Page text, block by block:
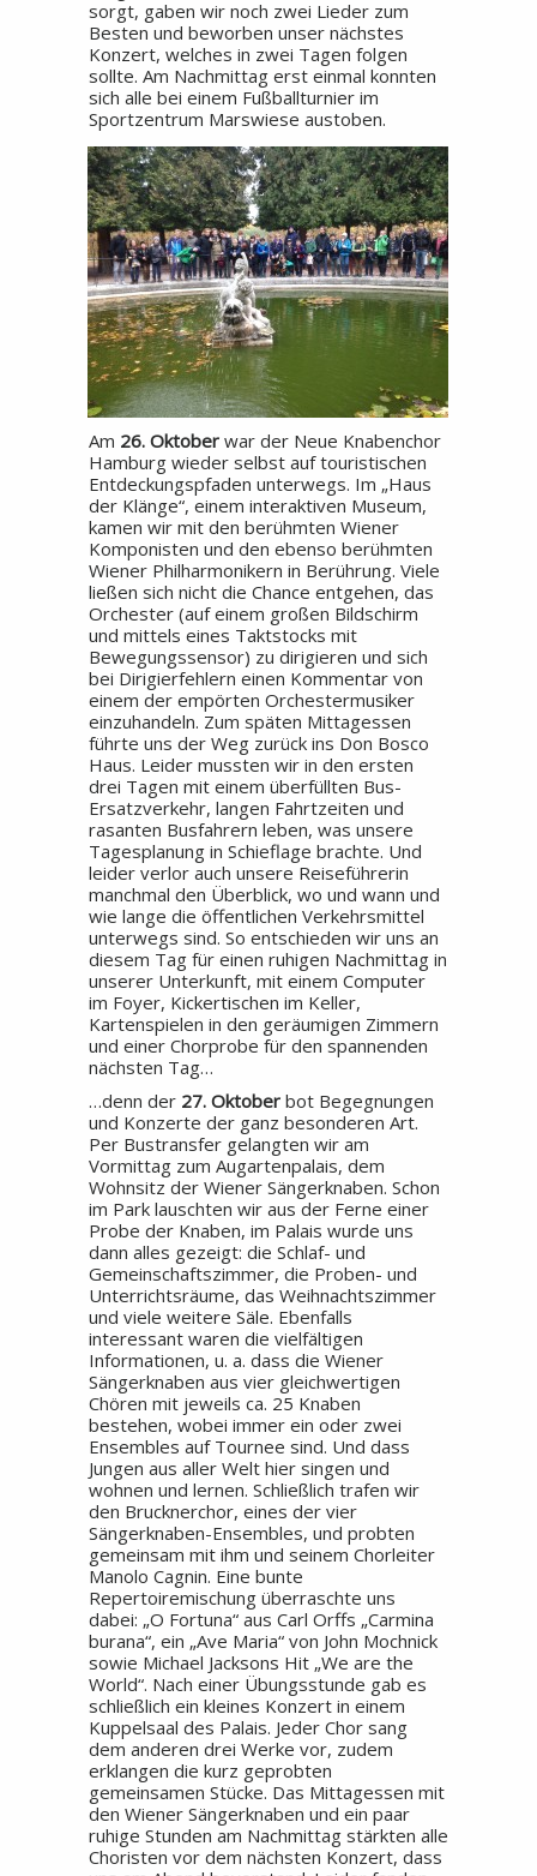
sorgt, gaben wir noch zwei Lieder zum
Besten und beworben unser nächstes
Konzert, welches in zwei Tagen folgen
sollte. Am Nachmittag erst einmal konnten
sich alle bei einem Fußballturnier im
Sportzentrum Marswiese austoben.
Am 26. Oktober war der Neue Knabenchor
Hamburg wieder selbst auf touristischen
Entdeckungspfaden unterwegs. Im „Haus
der Klänge“, einem interaktiven Museum,
kamen wir mit den berühmten Wiener
Komponisten und den ebenso berühmten
Wiener Philharmonikern in Berührung. Viele
ließen sich nicht die Chance entgehen, das
Orchester (auf einem großen Bildschirm
und mittels eines Taktstocks mit
Bewegungssensor) zu dirigieren und sich
bei Dirigierfehlern einen Kommentar von
einem der empörten Orchestermusiker
einzuhandeln. Zum späten Mittagessen
führte uns der Weg zurück ins Don Bosco
Haus. Leider mussten wir in den ersten
drei Tagen mit einem überfüllten Bus-
Ersatzverkehr, langen Fahrtzeiten und
rasanten Busfahrern leben, was unsere
Tagesplanung in Schieflage brachte. Und
leider verlor auch unsere Reiseführerin
manchmal den Überblick, wo und wann und
wie lange die öffentlichen Verkehrsmittel
unterwegs sind. So entschieden wir uns an
diesem Tag für einen ruhigen Nachmittag in
unserer Unterkunft, mit einem Computer
im Foyer, Kickertischen im Keller,
Kartenspielen in den geräumigen Zimmern
und einer Chorprobe für den spannenden
nächsten Tag…
…denn der 27. Oktober bot Begegnungen
und Konzerte der ganz besonderen Art.
Per Bustransfer gelangten wir am
Vormittag zum Augartenpalais, dem
Wohnsitz der Wiener Sängerknaben. Schon
im Park lauschten wir aus der Ferne einer
Probe der Knaben, im Palais wurde uns
dann alles gezeigt: die Schlaf- und
Gemeinschaftszimmer, die Proben- und
Unterrichtsräume, das Weihnachtszimmer
und viele weitere Säle. Ebenfalls
interessant waren die vielfältigen
Informationen, u. a. dass die Wiener
Sängerknaben aus vier gleichwertigen
Chören mit jeweils ca. 25 Knaben
bestehen, wobei immer ein oder zwei
Ensembles auf Tournee sind. Und dass
Jungen aus aller Welt hier singen und
wohnen und lernen. Schließlich trafen wir
den Brucknerchor, eines der vier
Sängerknaben-Ensembles, und probten
gemeinsam mit ihm und seinem Chorleiter
Manolo Cagnin. Eine bunte
Repertoiremischung überraschte uns
dabei: „O Fortuna“ aus Carl Orffs „Carmina
burana“, ein „Ave Maria“ von John Mochnick
sowie Michael Jacksons Hit „We are the
World“. Nach einer Übungsstunde gab es
schließlich ein kleines Konzert in einem
Kuppelsaal des Palais. Jeder Chor sang
dem anderen drei Werke vor, zudem
erklangen die kurz geprobten
gemeinsamen Stücke. Das Mittagessen mit
den Wiener Sängerknaben und ein paar
ruhige Stunden am Nachmittag stärkten alle
Choristen vor dem nächsten Konzert, dass